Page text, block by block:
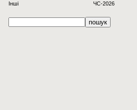
Інші
ЧС-2026